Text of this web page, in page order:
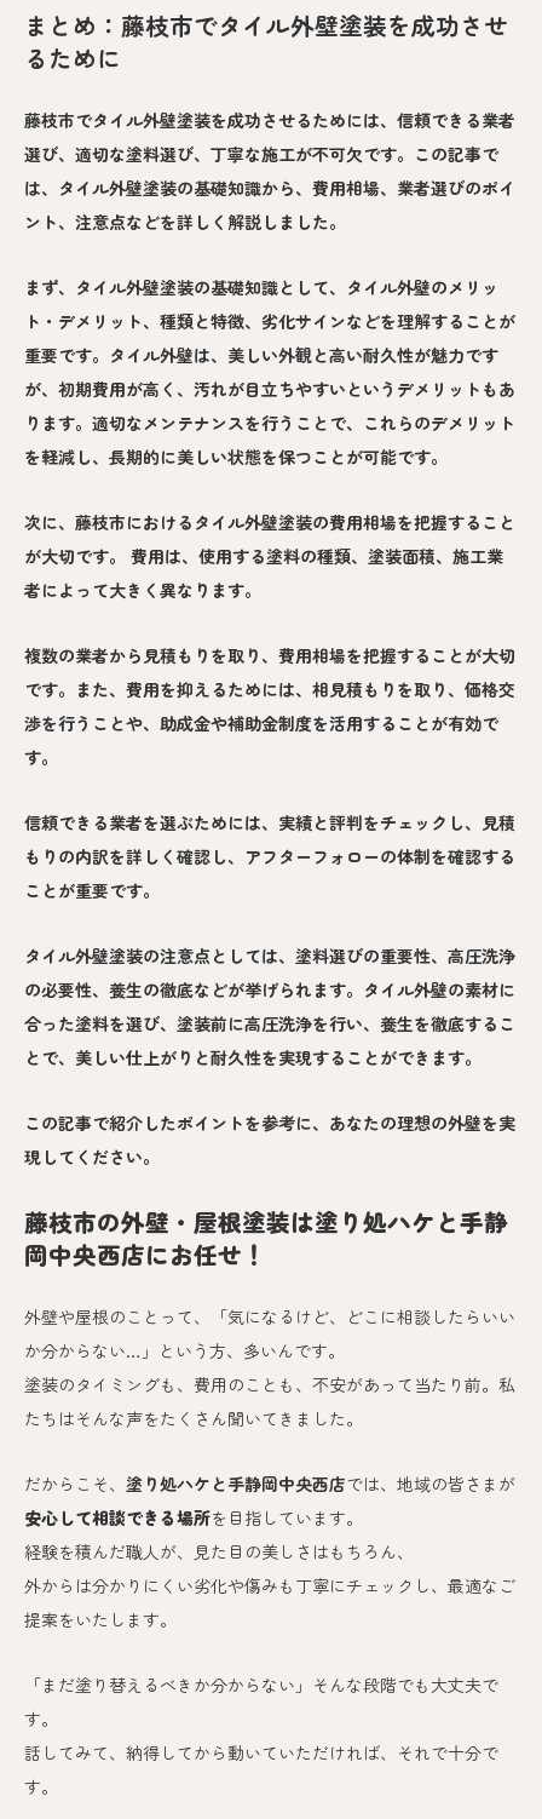
まとめ：藤枝市でタイル外壁塗装を成功させ
るために
藤枝市でタイル外壁塗装を成功させるためには、信頼できる業者
選び、適切な塗料選び、丁寧な施工が不可欠です。この記事で
は、タイル外壁塗装の基礎知識から、費用相場、業者選びのポイ
ント、注意点などを詳しく解説しました。
まず、タイル外壁塗装の基礎知識として、タイル外壁のメリッ
ト・デメリット、種類と特徴、劣化サインなどを理解することが
重要です。タイル外壁は、美しい外観と高い耐久性が魅力です
が、初期費用が高く、汚れが目立ちやすいというデメリットもあ
ります。適切なメンテナンスを行うことで、これらのデメリット
を軽減し、長期的に美しい状態を保つことが可能です。
次に、藤枝市におけるタイル外壁塗装の費用相場を把握すること
が大切です。 費用は、使用する塗料の種類、塗装面積、施工業
者によって大きく異なります。
複数の業者から見積もりを取り、費用相場を把握することが大切
です。また、費用を抑えるためには、相見積もりを取り、価格交
渉を行うことや、助成金や補助金制度を活用することが有効で
す。
信頼できる業者を選ぶためには、実績と評判をチェックし、見積
もりの内訳を詳しく確認し、アフターフォローの体制を確認する
ことが重要です。
タイル外壁塗装の注意点としては、塗料選びの重要性、高圧洗浄
の必要性、養生の徹底などが挙げられます。タイル外壁の素材に
合った塗料を選び、塗装前に高圧洗浄を行い、養生を徹底するこ
とで、美しい仕上がりと耐久性を実現することができます。
この記事で紹介したポイントを参考に、あなたの理想の外壁を実
現してください。
藤枝市の外壁・屋根塗装は塗り処ハケと手静
岡中央西店にお任せ！
外壁や屋根のことって、「気になるけど、どこに相談したらいい
か分からない…」という方、多いんです。
塗装のタイミングも、費用のことも、不安があって当たり前。私
たちはそんな声をたくさん聞いてきました。
だからこそ、 塗り処ハケと手静岡中央西店では、地域の皆さまが
安心して相談できる場所を目指しています。
経験を積んだ職人が、見た目の美しさはもちろん、
外からは分かりにくい劣化や傷みも丁寧にチェックし、最適なご
提案をいたします。
「まだ塗り替えるべきか分からない」そんな段階でも大丈夫で
す。
話してみて、納得してから動いていただければ、それで十分で
す。